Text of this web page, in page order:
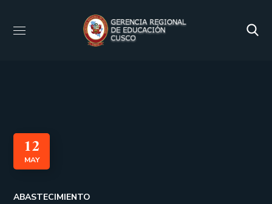
12
MAY
ABASTECIMIENTO